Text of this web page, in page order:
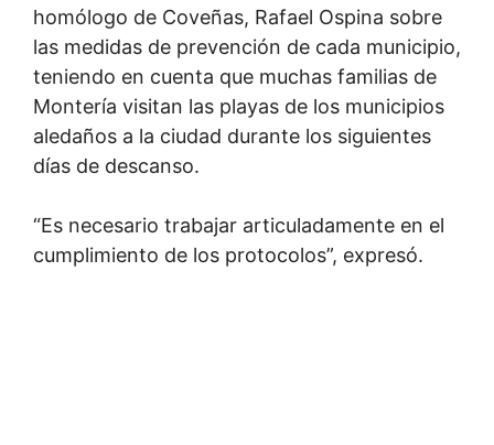
homólogo de Coveñas, Rafael Ospina sobre
las medidas de prevención de cada municipio,
teniendo en cuenta que muchas familias de
Montería visitan las playas de los municipios
aledaños a la ciudad durante los siguientes
días de descanso.
“Es necesario trabajar articuladamente en el
cumplimiento de los protocolos”, expresó.